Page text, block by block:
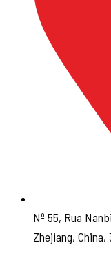
Nº 55, Rua
Zhejiang, China,